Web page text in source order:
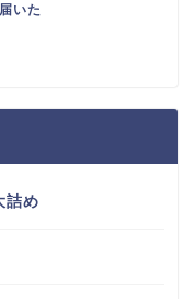
いた
め